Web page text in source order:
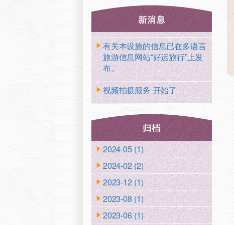
有关本设施的信息已在多语言
旅游信息网站“好运旅行”上发
布。
视频拍摄服务 开始了
2024-05 (1)
2024-02 (2)
2023-12 (1)
2023-08 (1)
2023-06 (1)